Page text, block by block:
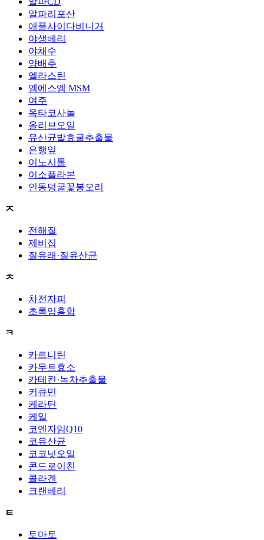
알파리포산
애플사이다비니거
야생베리
야채수
양배추
엘라스틴
엠에스엠 MSM
여주
옥타코사놀
올리브오일
유산균발효굴추출물
은행잎
이노시톨
이소플라본
인동덩굴꽃봉오리
ㅈ
전해질
제비집
질유래·질유산균
ㅊ
차전자피
초록입홍합
ㅋ
카르니틴
카무트효소
카테킨·녹차추출물
커큐민
케라틴
케일
코엔자임Q10
코유산균
코코넛오일
콘드로이친
콜라겐
크랜베리
ㅌ
토마토